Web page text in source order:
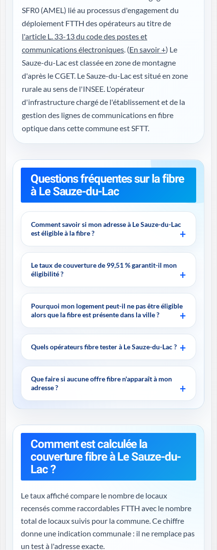
SFR0 (AMEL) lié au processus d'engagement du
déploiement FTTH des opérateurs au titre de
l'article L. 33-13 du code des postes et
communications électroniques. (En savoir +) Le
Sauze-du-Lac est classée en zone de montagne
d'après le CGET. Le Sauze-du-Lac est situé en zone
rurale au sens de l'INSEE. L'opérateur
d'infrastructure chargé de l'établissement et de la
gestion des lignes de communications en fibre
optique dans cette commune est SFTT.
Questions fréquentes sur la fibre
à Le Sauze-du-Lac
Comment savoir si mon adresse à Le Sauze-du-Lac
est éligible à la fibre ?
Le taux de couverture de 99,51 % garantit-il mon
éligibilité ?
Pourquoi mon logement peut-il ne pas être éligible
alors que la fibre est présente dans la ville ?
Quels opérateurs fibre tester à Le Sauze-du-Lac ?
Que faire si aucune offre fibre n'apparaît à mon
adresse ?
Comment est calculée la
couverture fibre à Le Sauze-du-
Lac ?
Le taux affiché compare le nombre de locaux
recensés comme raccordables FTTH avec le nombre
total de locaux suivis pour la commune. Ce chiffre
donne une indication communale : il ne remplace pas
un test à l'adresse exacte.